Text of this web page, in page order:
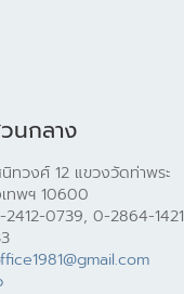
นกลาง
วงศ์ 12 แขวงวัดท่าพระ
ทพฯ 10600
2412-0739, 0-2864-1421